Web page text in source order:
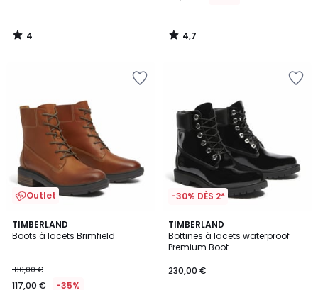
4
/
4,7
/
Outlet
TIMBERLAND
Boots à lacets Brimfield
180,00 €
117,00 € -35%
2
Couleurs
-30% DÈS 2*
TIMBERLAND
Bottines à lacets waterproof
Premium Boot
230,00 €
4,4
/ 5